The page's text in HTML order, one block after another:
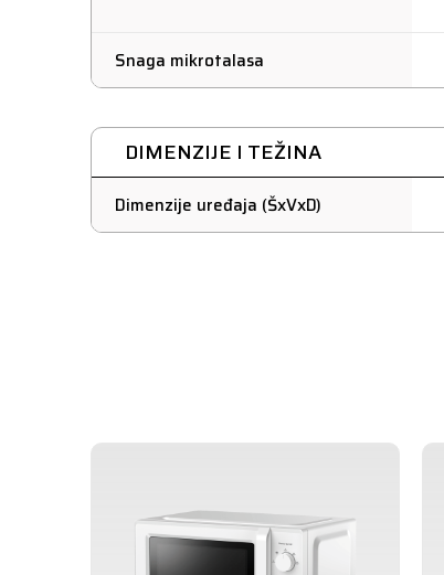
Snaga mikrotalasa
DIMENZIJE I TEŽINA
Dimenzije uređaja (ŠxVxD)